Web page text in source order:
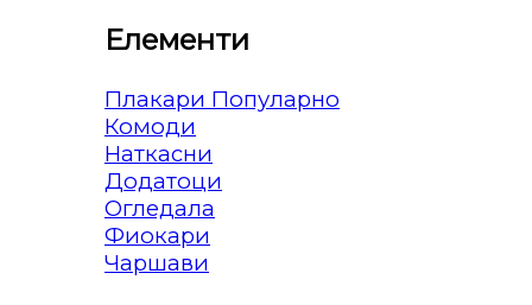
Елементи
Плакари
Комоди
Наткасни
Додатоци
Огледала
Фиокари
Чаршави